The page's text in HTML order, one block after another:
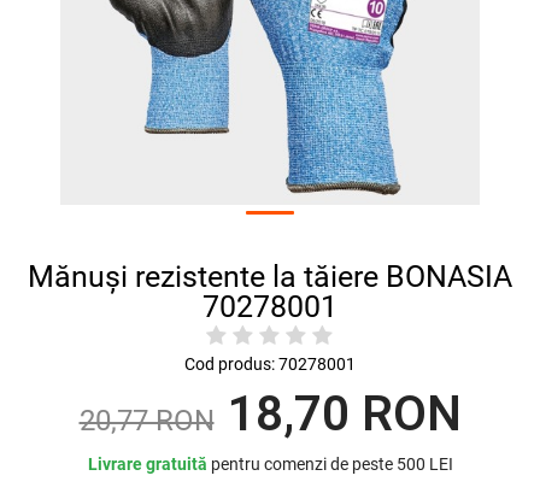
Mănuși rezistente la tăiere BONASIA
70278001
Cod produs:70278001
20,77 RON 18,70 RON
Livrare gratuită pentru comenzi de peste 500 LEI